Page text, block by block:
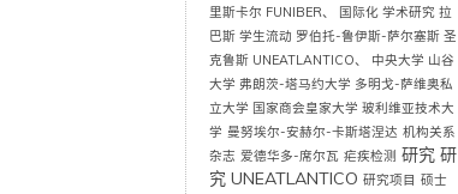
里斯卡尔 FUNIBER、 国际化 学术研究 拉
巴斯 学生流动 罗伯托-鲁伊斯-萨尔塞斯 圣
克鲁斯 UNEATLANTICO、 中央大学 山谷
大学 弗朗茨-塔马约大学 多明戈-萨维奥私
立大学 国家商会皇家大学 玻利维亚技术大
学 曼努埃尔-安赫尔-卡斯塔涅达 机构关系
杂志 爱德华多-席尔瓦 疟疾检测 研究 研
究 UNEATLANTICO 研究项目 硕士